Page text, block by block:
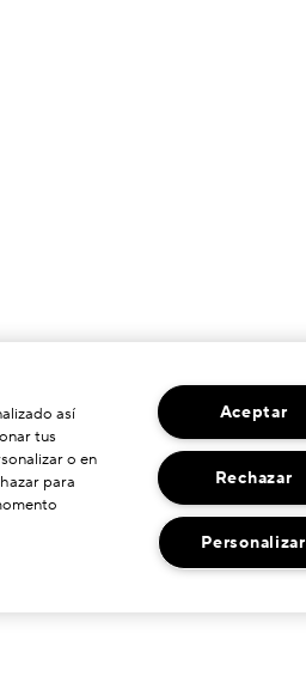
así
tus
o en
para
Aceptar
Rechazar
Personalizar